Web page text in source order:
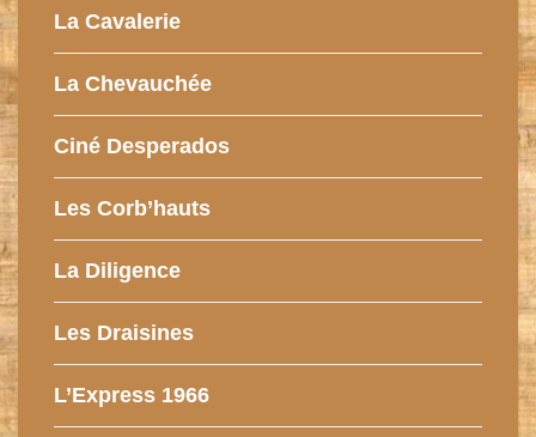
La Cavalerie
La Chevauchée
Ciné Desperados
Les Corb’hauts
La Diligence
Les Draisines
L’Express 1966